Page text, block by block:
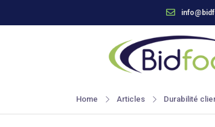
Home Articles Durabilité